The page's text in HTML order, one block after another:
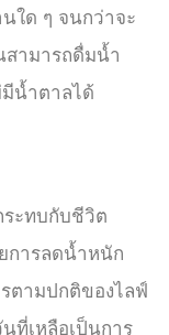
ใด ๆ จนกว่าจะ
สามารถดื่มน้ำ
น้ำตาลได้
ระทบกับชีวิต
การลดน้ำหนัก
ตามปกติของไลฟ์
ที่เหลือเป็นการ